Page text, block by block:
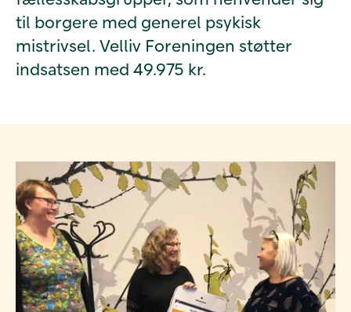
til borgere med generel psykisk
mistrivsel. Velliv Foreningen støtter
indsatsen med 49.975 kr.